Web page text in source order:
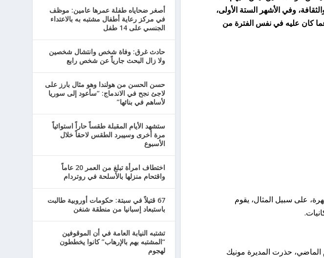
وفي الأشهر الستة الأولى،
لـ 49,541 طفلاً وشابًا، وهذا يزيد بنسبة 20 بالمائة عما كان عليه في نفس الفترة من
على سبيل المثال، يقوم
الماضي، حذرت المديرة مونيك
أصغر ضحاياه طفلة عمرها عامين: موظف
في مركز رعاية أطفال مشتبه به بالاعتداء
الجنسي على 14 طفل
حادث غرق: وفاة شخص وانتشال شخصين
ولا زال البحث جارياً عن شخص رابع
حسن الحسن من هولندا وهو مثال بارز على
لاجئ نجح في الاندماج: “سأعود إلى سوريا
لأساهم في بنائها”
ستشهد الأيام المقبلة طقساً حاراً استوائياً
مرة أخرى وسيبرد الطقس لاحقاً خلال
الأسبوع
اختطاف امرأة تبلغ من العمر 20 عاماً
واقتحام منزلها بالأسلحة في روتردام
67 قتيلاً في سبتة: حكومات أوروبية طالبت
باستبعاد إسبانيا من منطقة شنغن
تشتبه النيابة العامة في أن الموقوفين
“المشتبه بهم بالإرهاب” كانوا يخططون
لهجوم